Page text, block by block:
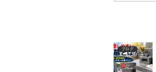
ブログ